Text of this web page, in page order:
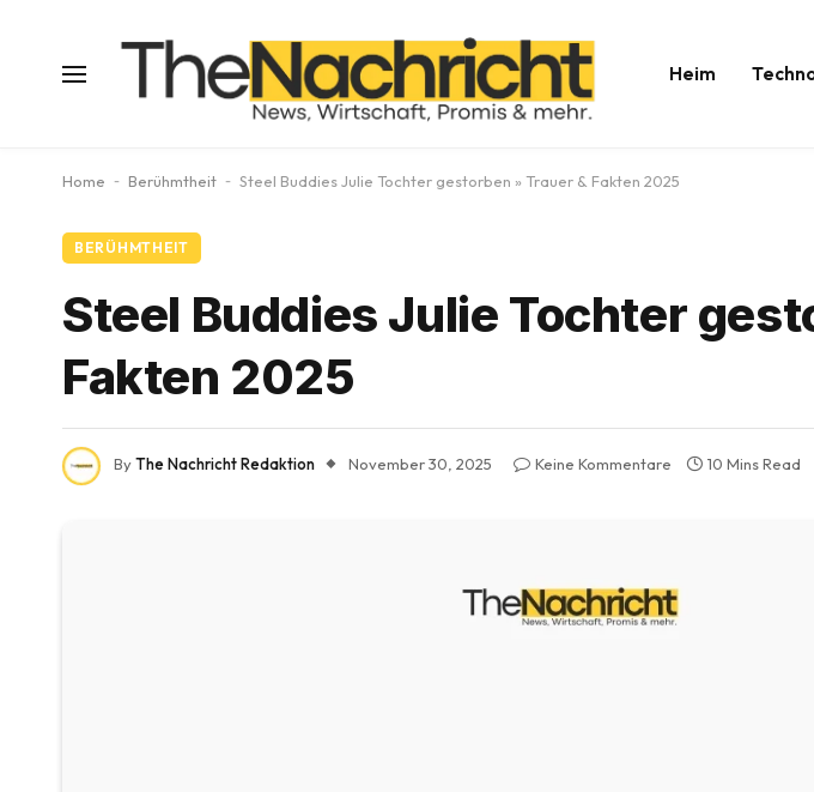
Heim
Home - Berühmtheit - Steel Buddies Julie Tochter gestorben » Trauer & Fakten 2025
BERÜHMTHEIT
Steel Buddies Julie Tochter
Fakten 2025
ByThe Nachricht Redaktion November 30, 2025 Keine Kommentare 10 Mins Read